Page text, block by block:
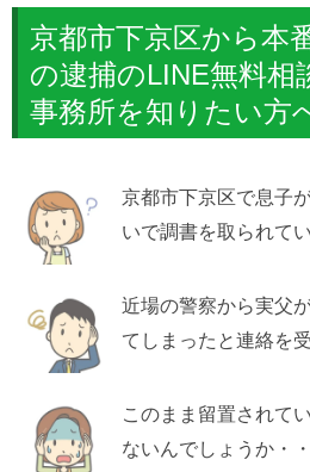
京都市下京区から本
の逮捕のLINE無料相
事務所を知りたい方
京都市下京区で息子
いで調書を取られて
近場の警察から実父
てしまったと連絡を
このまま留置されて
ないんでしょうか・